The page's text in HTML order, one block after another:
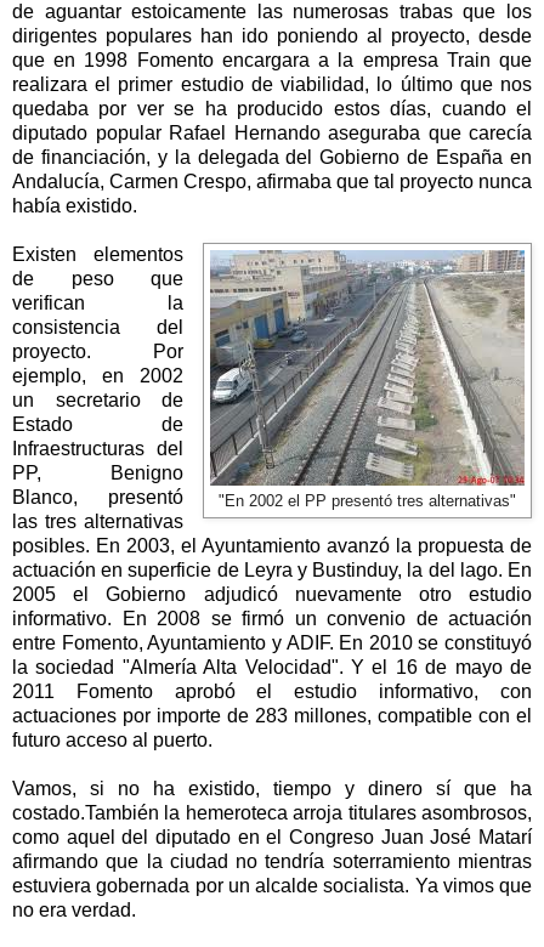
de aguantar estoicamente las numerosas trabas que los
dirigentes populares han ido poniendo al proyecto, desde
que en 1998 Fomento encargara a la empresa Train que
realizara el primer estudio de viabilidad, lo último que nos
quedaba por ver se ha producido estos días, cuando el
diputado popular Rafael Hernando aseguraba que carecía
de financiación, y la delegada del Gobierno de España en
Andalucía, Carmen Crespo, afirmaba que tal proyecto nunca
había existido.
"En 2002 el PP presentó tres alternativas"
Existen elementos
de peso que
verifican la
consistencia del
proyecto. Por
ejemplo, en 2002
un secretario de
Estado de
Infraestructuras del
PP, Benigno
Blanco, presentó
las tres alternativas
posibles. En 2003, el Ayuntamiento avanzó la propuesta de
actuación en superficie de Leyra y Bustinduy, la del lago. En
2005 el Gobierno adjudicó nuevamente otro estudio
informativo. En 2008 se firmó un convenio de actuación
entre Fomento, Ayuntamiento y ADIF. En 2010 se constituyó
la sociedad "Almería Alta Velocidad". Y el 16 de mayo de
2011 Fomento aprobó el estudio informativo, con
actuaciones por importe de 283 millones, compatible con el
futuro acceso al puerto.
Vamos, si no ha existido, tiempo y dinero sí que ha
costado.También la hemeroteca arroja titulares asombrosos,
como aquel del diputado en el Congreso Juan José Matarí
afirmando que la ciudad no tendría soterramiento mientras
estuviera gobernada por un alcalde socialista. Ya vimos que
no era verdad.